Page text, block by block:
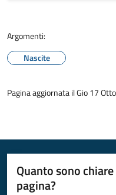
Argomenti:
Nascite
Pagina aggiornata il Gio 17
Quanto sono
pagina?